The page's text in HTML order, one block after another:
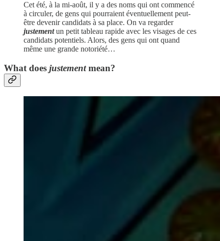
Cet été, à la mi-août, il y a des noms qui ont commencé
à circuler, de gens qui pourraient éventuellement peut-
être devenir candidats à sa place. On va regarder
justementun petit tableau rapide avec les visages de ces
candidats potentiels. Alors, des gens qui ont quand
même une grande notoriété…
What does justementmean?